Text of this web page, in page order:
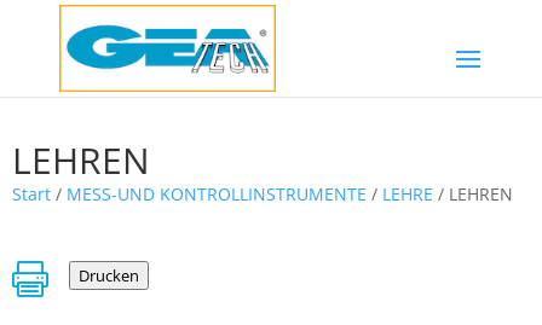
LEHREN
Start / MESS-UND KONTROLLINSTRUMENTE / LEHRE / LEHREN
 Drucken